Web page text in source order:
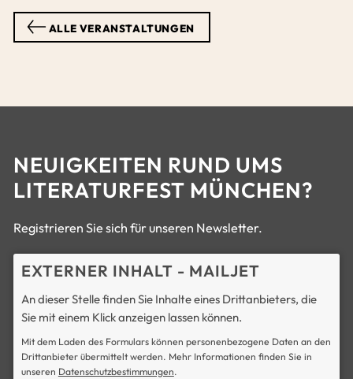
ALLE VERANSTALTUNGEN
NEUIGKEITEN RUND UMS
LITERATURFEST MÜNCHEN?
Registrieren Sie sich für unseren Newsletter.
EXTERNER INHALT - MAILJET
An dieser Stelle finden Sie Inhalte eines Drittanbieters, die
Sie mit einem Klick anzeigen lassen können.
Mit dem Laden des Formulars können personenbezogene Daten an den
Drittanbieter übermittelt werden. Mehr Informationen finden Sie in
unseren Datenschutzbestimmungen.